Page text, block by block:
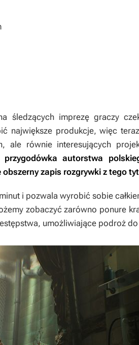
śledzących imprezę graczy
największe produkcje, więc
ale równie interesujących
przygodówka autorstwa
obszerny zapis rozgrywki z tego
i pozwala wyrobić sobie
zobaczyć zarówno ponure
umożliwiające podroż do